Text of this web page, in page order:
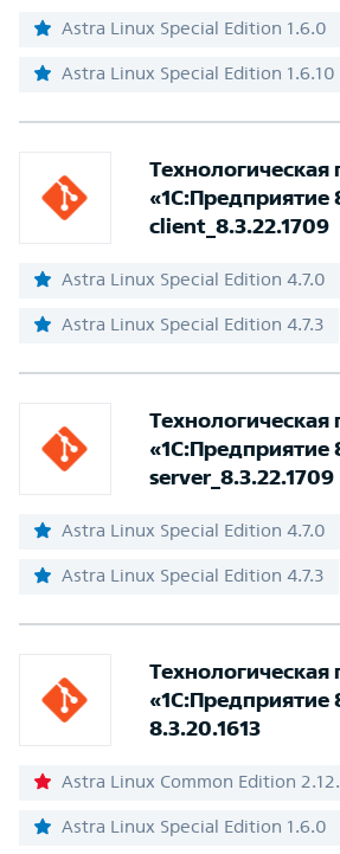
Astra Linux Special Edition 1.6.0
Astra Linux Special Edition 1.6.10
«1С:Предприятие
client_8.3.22.1709
Astra Linux Special Edition 4.7.0
Astra Linux Special Edition 4.7.3
«1С:Предприятие
server_8.3.22.1709
Astra Linux Special Edition 4.7.0
Astra Linux Special Edition 4.7.3
«1С:Предприятие
8.3.20.1613
Astra Linux Common Edition
Astra Linux Special Edition 1.6.0